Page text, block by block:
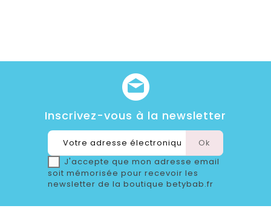
Inscrivez-vous à la newsletter
J'accepte que mon adresse email
soit mémorisée pour recevoir les
newsletter de la boutique betybab.fr